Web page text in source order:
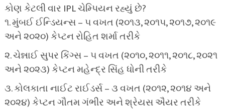
કોણ કેટલી વાર IPL ચેમ્પિયન રહ્યું છે?
૧. મુંબઈ ઈન્ડિયન્સ – ૫ વખત (૨૦૧૩, ૨૦૧૫, ૨૦૧૭, ૨૦૧૯
અને ૨૦૨૦) કેપ્ટન રોહિત શર્મા તરીકે
૨. ચેન્નાઈ સુપર કિંગ્સ – ૫ વખત (૨૦૧૦, ૨૦૧૧, ૨૦૧૮, ૨૦૨૧
અને ૨૦૨૩) કેપ્ટન મહેન્દ્ર સિંહ ધોની તરીકે
૩. કોલકાતા નાઈટ રાઈડર્સ – ૩ વખત (૨૦૧૨, ૨૦૧૪ અને
૨૦૨૪) કેપ્ટન ગૌતમ ગંભીર અને શ્રેયસ ઐયર તરીકે